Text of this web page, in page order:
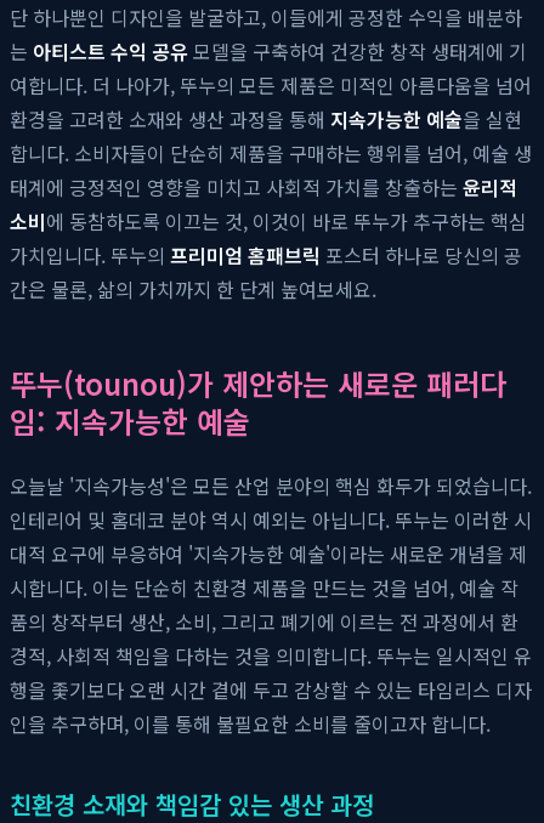
단 하나뿐인 디자인을 발굴하고, 이들에게 공정한 수익을 배분하
는 아티스트 수익 공유모델을 구축하여 건강한 창작 생태계에 기
여합니다. 더 나아가, 뚜누의 모든 제품은 미적인 아름다움을 넘어
환경을 고려한 소재와 생산 과정을 통해 지속가능한 예술을 실현
합니다. 소비자들이 단순히 제품을 구매하는 행위를 넘어, 예술 생
태계에 긍정적인 영향을 미치고 사회적 가치를 창출하는 윤리적
소비에 동참하도록 이끄는 것, 이것이 바로 뚜누가 추구하는 핵심
가치입니다. 뚜누의 프리미엄 홈패브릭 포스터 하나로 당신의 공
간은 물론, 삶의 가치까지 한 단계 높여보세요.
뚜누(tounou)가 제안하는 새로운 패러다
임: 지속가능한 예술
오늘날 '지속가능성'은 모든 산업 분야의 핵심 화두가 되었습니다.
인테리어 및 홈데코 분야 역시 예외는 아닙니다. 뚜누는 이러한 시
대적 요구에 부응하여 '지속가능한 예술'이라는 새로운 개념을 제
시합니다. 이는 단순히 친환경 제품을 만드는 것을 넘어, 예술 작
품의 창작부터 생산, 소비, 그리고 폐기에 이르는 전 과정에서 환
경적, 사회적 책임을 다하는 것을 의미합니다. 뚜누는 일시적인 유
행을 좇기보다 오랜 시간 곁에 두고 감상할 수 있는 타임리스 디자
인을 추구하며, 이를 통해 불필요한 소비를 줄이고자 합니다.
친환경 소재와 책임감 있는 생산 과정